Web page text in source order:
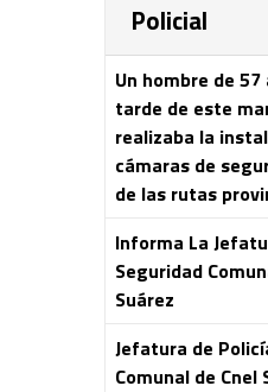
Policial
Un hombre de
tarde de este
realizaba la
cámaras de
de las rutas
Informa La
Seguridad
Suárez
Jefatura de
Comunal de